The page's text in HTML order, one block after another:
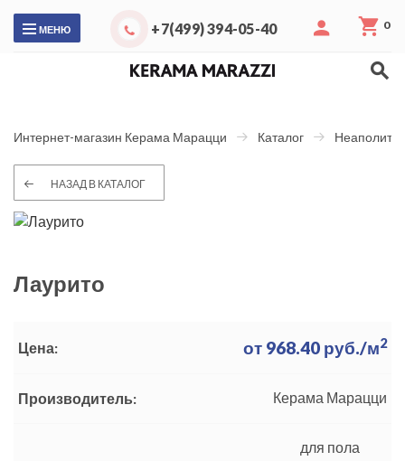
МЕНЮ +7(499) 394-05-40 0
Интернет-магазин Керама Марацци Каталог
НАЗАД В КАТАЛОГ
Лаурито
Цена: от 968.40 руб./м2
Производитель: Керама Марацци
для пола